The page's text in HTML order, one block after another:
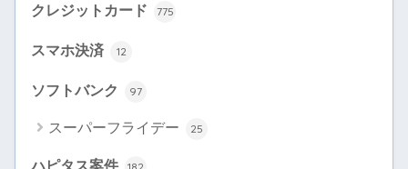
クレジットカード 775
スマホ決済 12
ソフトバンク 97
スーパーフライデー 25
ハピタス案件